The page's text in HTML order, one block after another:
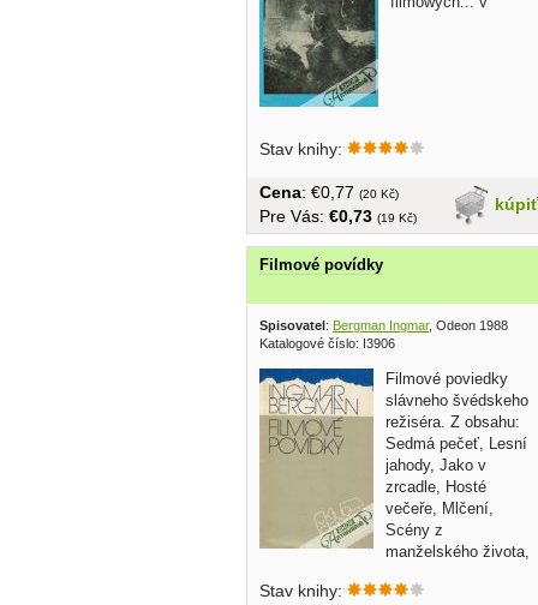
Stav knihy:
kúpiť
Cena: €0,77 (20 Kč)
Pre Vás: €0,73 (19 Kč)
Filmové povídky
Spisovatel : Bergman Ingmar, Odeon 1988
Katalogové číslo: I3906
Filmové poviedky
slávneho švédskeho
režiséra. Z obsahu:
Sedmá pečeť, Lesní
jahody, Jako v
zrcadle, Hosté
večeře, Mlčení,
Scény z
manželského života,
Stav knihy: